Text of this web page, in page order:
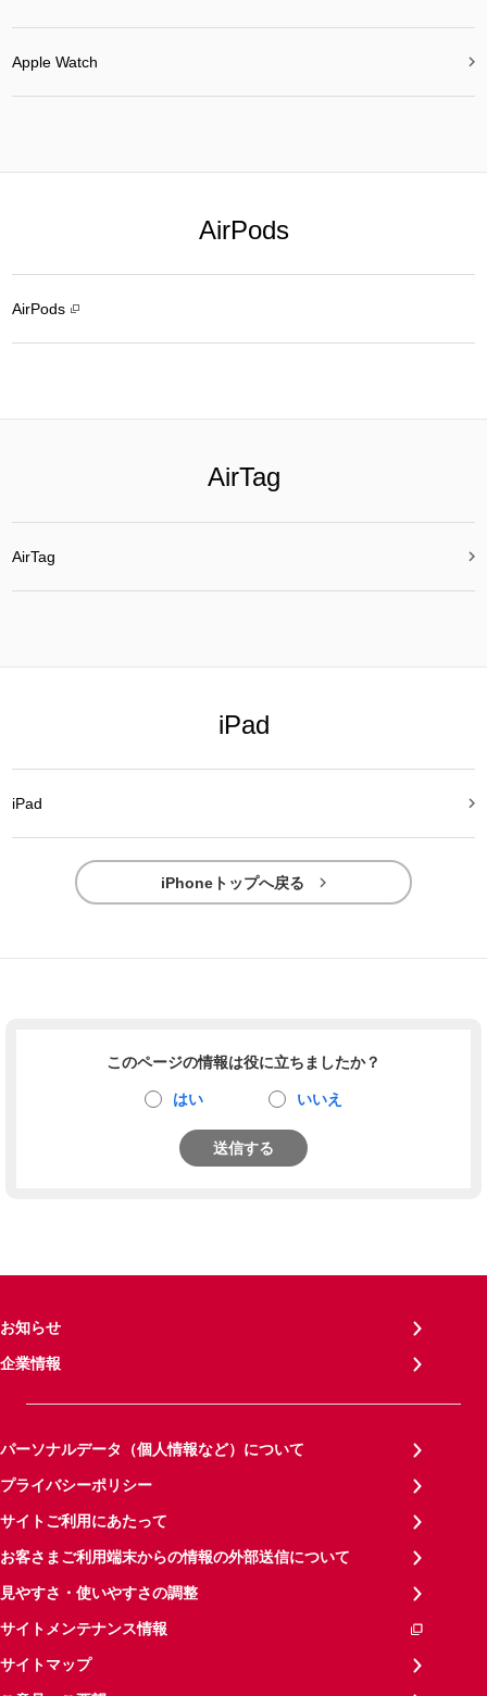
Apple Watch 
AirPods
AirPods
AirTag
AirTag 
iPad
iPad 
iPhoneトップへ戻る 
このページの情報は役に立ちましたか？
はい いいえ
送信する
お知らせ
企業情報
パーソナルデータ（個人情報など）について
プライバシーポリシー
サイトご利用にあたって
お客さまご利用端末からの情報の外部送信について
見やすさ・使いやすさの調整
サイトメンテナンス情報
サイトマップ